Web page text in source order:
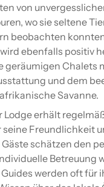
von
wo sie seltene
beobachten
ebenfalls positiv
geräumigen Chalets
und dem
Savanne.
Lodge erhält
seine Freundlichkeit
schätzen den
Betreuung
werden oft für